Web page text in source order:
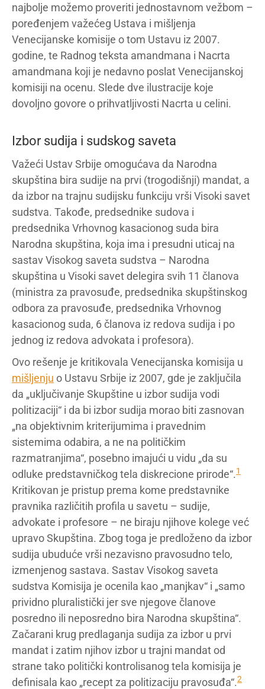
najbolje možemo proveriti jednostavnom vežbom –
poređenjem važećeg Ustava i mišljenja
Venecijanske komisije o tom Ustavu iz 2007.
godine, te Radnog teksta amandmana i Nacrta
amandmana koji je nedavno poslat Venecijanskoj
komisiji na ocenu. Slede dve ilustracije koje
dovoljno govore o prihvatljivosti Nacrta u celini.
Izbor sudija i sudskog saveta
Važeći Ustav Srbije omogućava da Narodna
skupština bira sudije na prvi (trogodišnji) mandat, a
da izbor na trajnu sudijsku funkciju vrši Visoki savet
sudstva. Takođe, predsednike sudova i
predsednika Vrhovnog kasacionog suda bira
Narodna skupština, koja ima i presudni uticaj na
sastav Visokog saveta sudstva – Narodna
skupština u Visoki savet delegira svih 11 članova
(ministra za pravosuđe, predsednika skupštinskog
odbora za pravosuđe, predsednika Vrhovnog
kasacionog suda, 6 članova iz redova sudija i po
jednog iz redova advokata i profesora).
Ovo rešenje je kritikovala Venecijanska komisija u
mišljenju o Ustavu Srbije iz 2007, gde je zaključila
da „uključivanje Skupštine u izbor sudija vodi
politizaciji“ i da bi izbor sudija morao biti zasnovan
„na objektivnim kriterijumima i pravednim
sistemima odabira, a ne na političkim
razmatranjima“, posebno imajući u vidu „da su
odluke predstavničkog tela diskrecione prirode“.1
Kritikovan je pristup prema kome predstavnike
pravnika različitih profila u savetu – sudije,
advokate i profesore – ne biraju njihove kolege već
upravo Skupština. Zbog toga je predloženo da izbor
sudija ubuduće vrši nezavisno pravosudno telo,
izmenjenog sastava. Sastav Visokog saveta
sudstva Komisija je ocenila kao „manjkav“ i „samo
prividno pluralistički jer sve njegove članove
posredno ili neposredno bira Narodna skupština“.
Začarani krug predlaganja sudija za izbor u prvi
mandat i zatim njihov izbor u trajni mandat od
strane tako politički kontrolisanog tela komisija je
definisala kao „recept za politizaciju pravosuđa“.2